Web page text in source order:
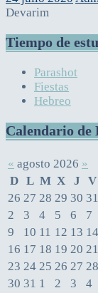
Devarim
Tiempo de
Parashot
Fiestas
Hebreo
Calendario de
« agosto 2026 »
D L M X J V
26 27 28 29 30 31
2
3 4 5 6 7
9
10 11 12 13 14
16 17 18 19 20 21
23 24 25 26 27 28
30 31 1 2 3 4